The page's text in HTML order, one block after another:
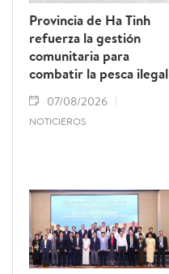
Provincia de Ha Tinh
refuerza la gestión
comunitaria para
combatir la pesca ilegal
07/08/2026
NOTICIEROS